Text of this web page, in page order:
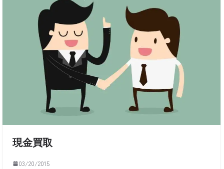
現金買取
03/20/2015